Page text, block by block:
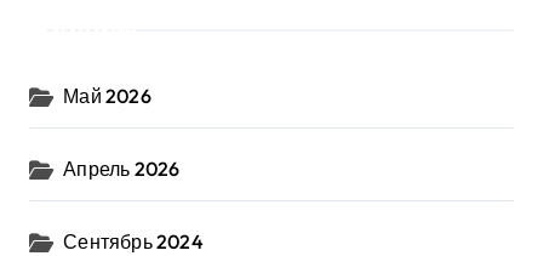
Май 2026
Апрель 2026
Сентябрь 2024